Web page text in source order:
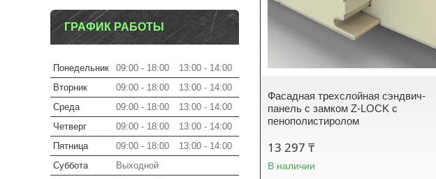
Фасадная трехслойная сэндвич-
панель с замком Z-LOCK с
пенополистиролом
13 297 ₸
В наличии
ГРАФИК РАБОТЫ
Понедельник 09:00 18:00 13:00
14:00
Вторник
09:00 18:00 13:00
14:00
Среда
09:00 18:00 13:00
14:00
Четверг
09:00 18:00 13:00
14:00
Пятница
09:00 18:00 13:00
14:00
Суббота
Выходной